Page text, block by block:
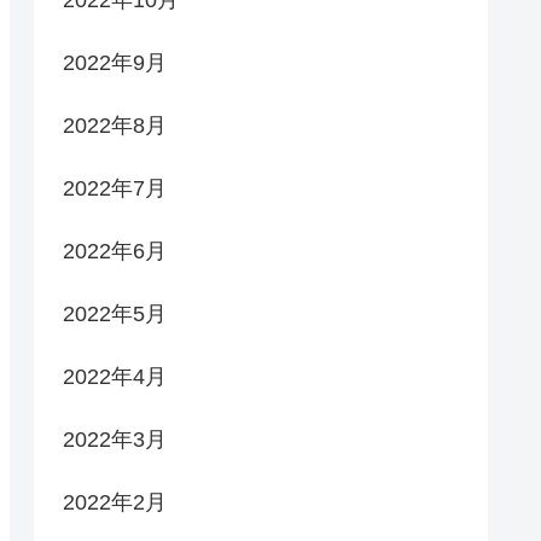
2022年9月
2022年8月
2022年7月
2022年6月
2022年5月
2022年4月
2022年3月
2022年2月